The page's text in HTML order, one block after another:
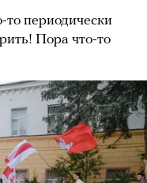
периодически
Пора что-то